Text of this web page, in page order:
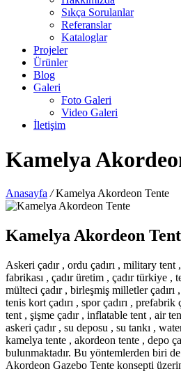
Sıkça Sorulanlar
Referanslar
Kataloglar
Projeler
Ürünler
Blog
Galeri
Foto Galeri
Video Galeri
İletişim
Kamelya
Anasayfa / Kamelya Akordeon Tente
Kamelya Akordeon
Askeri çadır , ordu çadırı , military tent
fabrikası , çadır üretim , çadır türkiye ,
mülteci çadır , birleşmiş milletler
tenis kort çadırı , spor çadırı ,
tent , şişme çadır , inflatable tent , air
askeri çadır , su deposu , su tankı ,
kamelya tente , akordeon tente , depo
bulunmaktadır. Bu yöntemlerden biri
Akordeon Gazebo Tente konsepti